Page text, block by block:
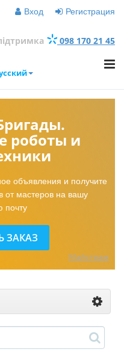
Вход Регистрация
098 170 21 45
роботы и
объявления и получите
от мастеров на вашу
почту
ЗАКАЗ
Майстрам